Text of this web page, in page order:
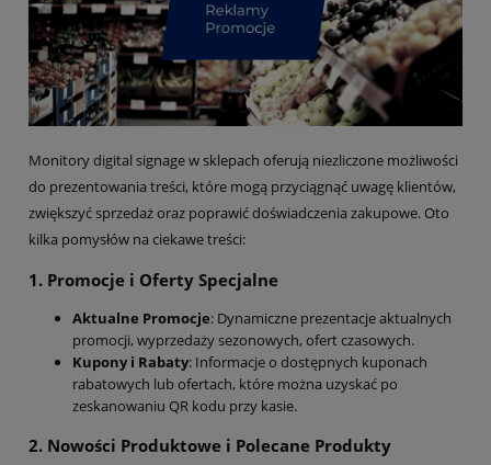
Monitory digital signage w sklepach oferują niezliczone możliwości
do prezentowania treści, które mogą przyciągnąć uwagę klientów,
zwiększyć sprzedaż oraz poprawić doświadczenia zakupowe. Oto
kilka pomysłów na ciekawe treści:
1. Promocje i Oferty Specjalne
Aktualne Promocje: Dynamiczne prezentacje aktualnych
promocji, wyprzedaży sezonowych, ofert czasowych.
Kupony i Rabaty: Informacje o dostępnych kuponach
rabatowych lub ofertach, które można uzyskać po
zeskanowaniu QR kodu przy kasie.
2. Nowości Produktowe i Polecane Produkty